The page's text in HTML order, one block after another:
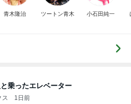
青木隆治 ツートン青木 小石田純一
乗ったエレベーター
ス 1日前